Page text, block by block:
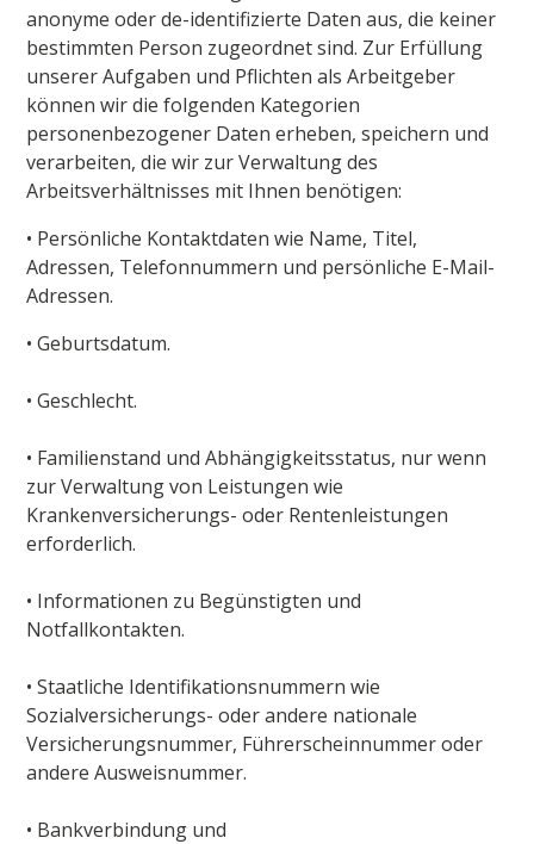
anonyme oder de-identifizierte Daten aus, die keiner
bestimmten Person zugeordnet sind. Zur Erfüllung
unserer Aufgaben und Pflichten als Arbeitgeber
können wir die folgenden Kategorien
personenbezogener Daten erheben, speichern und
verarbeiten, die wir zur Verwaltung des
Arbeitsverhältnisses mit Ihnen benötigen:
• Persönliche Kontaktdaten wie Name, Titel,
Adressen, Telefonnummern und persönliche E-Mail-
Adressen.
• Geburtsdatum.
• Geschlecht.
• Familienstand und Abhängigkeitsstatus, nur wenn
zur Verwaltung von Leistungen wie
Krankenversicherungs- oder Rentenleistungen
erforderlich.
• Informationen zu Begünstigten und
Notfallkontakten.
• Staatliche Identifikationsnummern wie
Sozialversicherungs- oder andere nationale
Versicherungsnummer, Führerscheinnummer oder
andere Ausweisnummer.
• Bankverbindung und